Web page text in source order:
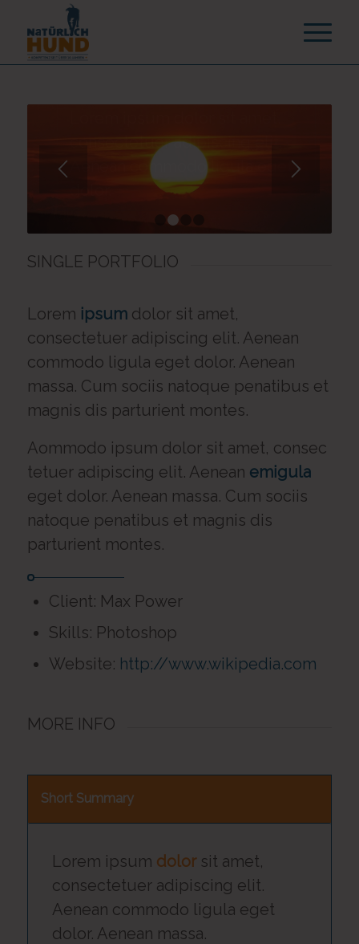
1 2 3 4
SINGLE PORTFOLIO
Lorem ipsumdolor sit amet,
consectetuer adipiscing elit. Aenean
commodo ligula eget dolor. Aenean
massa. Cum sociis natoque penatibus et
magnis dis parturient montes.
Aommodo ipsum dolor sit amet, consec
tetuer adipiscing elit. Aenean emigula
eget dolor. Aenean massa. Cum sociis
natoque penatibus et magnis dis
parturient montes.
Client: Max Power
Skills: Photoshop
Website: http://www.wikipedia.com
MORE INFO
Short Summary
Lorem ipsum dolorsit amet,
consectetuer adipiscing elit.
Aenean commodo ligula eget
dolor. Aenean massa.